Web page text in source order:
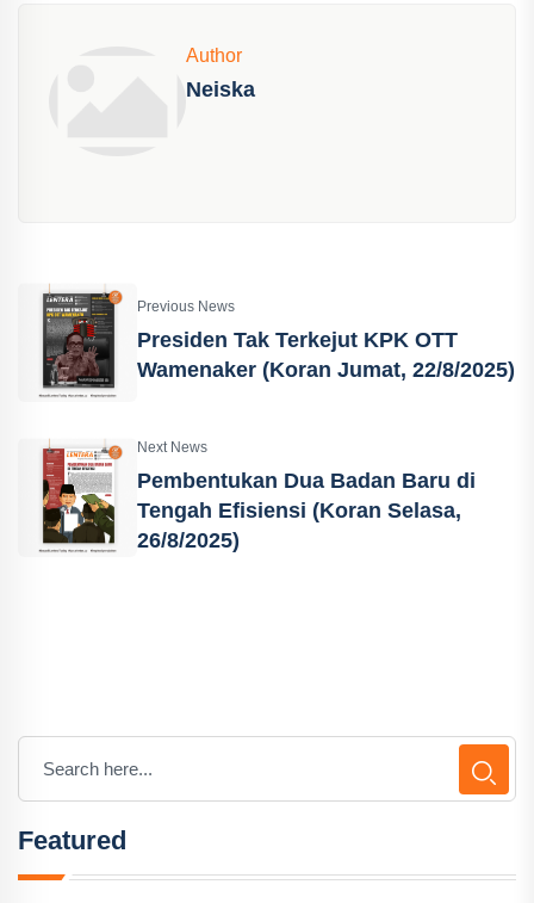
Author
Neiska
Previous News
Presiden Tak Terkejut KPK OTT
Wamenaker (Koran Jumat, 22/8/2025)
Next News
Pembentukan Dua Badan Baru di
Tengah Efisiensi (Koran Selasa,
26/8/2025)
Featured